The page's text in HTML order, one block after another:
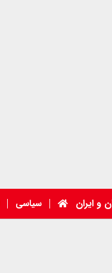
و ایران سیاسی